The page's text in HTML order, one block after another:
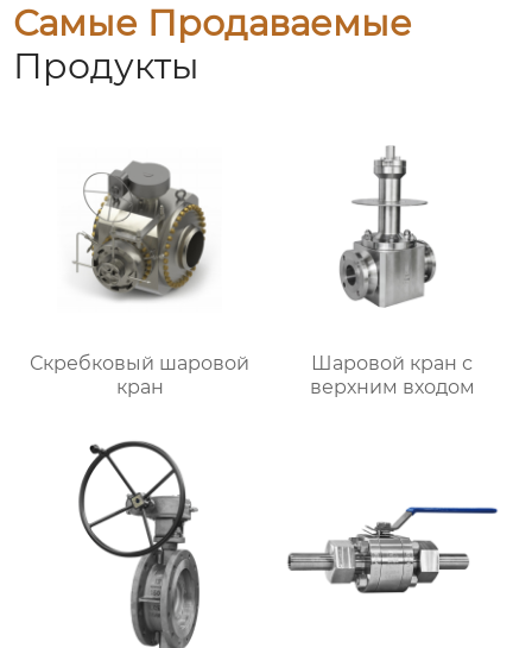
Самые Продаваемые
Продукты
Скребковый шаровой
кран
Шаровой кран с
верхним входом